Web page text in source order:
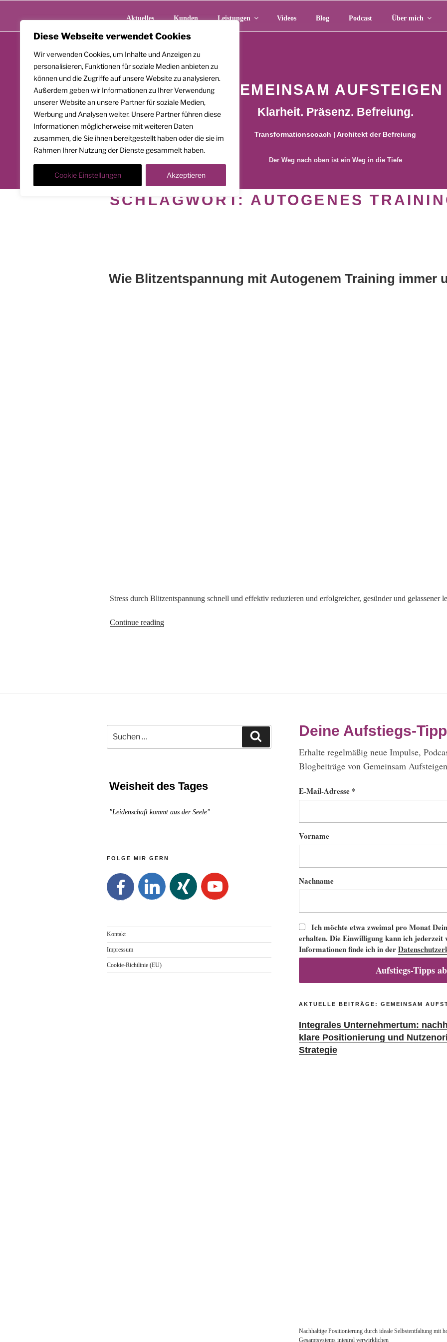
Diese Webseite verwendet Cookies
Wir verwenden Cookies, um Inhalte und Anzeigen zu
personalisieren, Funktionen für soziale Medien anbieten zu
können und die Zugriffe auf unsere Website zu analysieren.
Außerdem geben wir Informationen zu Ihrer Verwendung
unserer Website an unsere Partner für soziale Medien,
Werbung und Analysen weiter. Unsere Partner führen diese
Informationen möglicherweise mit weiteren Daten
zusammen, die Sie ihnen bereitgestellt haben oder die sie im
Rahmen Ihrer Nutzung der Dienste gesammelt haben.
Cookie Einstellungen Akzeptieren
springen
GEMEINSAM AUFSTEIGEN
Klarheit. Präsenz. Befreiung.
Transformationscoach | Architekt der Befreiung
Der Weg nach oben ist ein Weg in die Tiefe
Aktuelles Kunden Leistungen Videos Blog Podcast Über mich
SCHLAGWORT: AUTOGENES
Wie Blitzentspannung mit Autogenem Training immer
Stress durch Blitzentspannung schnell und effektiv reduzieren und erfolgreicher, gesünder und gelassener
Continue readingWie
nach:
Weisheit des Tages
"Leidenschaft kommt aus der Seele"
FOLGE MIR GERN
Kontakt
Impressum
Cookie-Richtlinie (EU)
Deine Aufstiegs-
Erhalte regelmäßig neue Impulse,
Blogbeiträge von Gemeinsam
E-Mail-Adresse *
Vorname
Nachname
Ich möchte etwa zweimal pro Monat
erhalten. Die Einwilligung kann ich jederzeit
Informationen finde ich in der
Aufstiegs-Tipps
AKTUELLE BEITRÄGE: GEMEINSAM
Integrales Unternehmertum:
klare Positionierung und
Strategie
Nachhaltige Positionierung durch ideale Selbstentfaltung mit
Gesamtsystems integral verwirklichen